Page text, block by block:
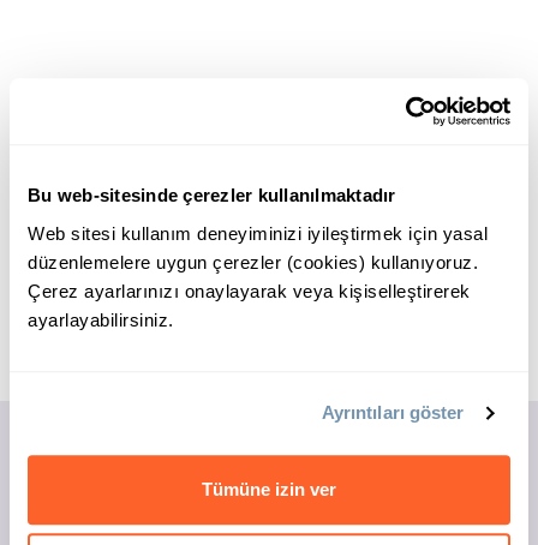
Bu web-sitesinde çerezler kullanılmaktadır
Web sitesi kullanım deneyiminizi iyileştirmek için yasal
düzenlemelere uygun çerezler (cookies) kullanıyoruz.
Çerez ayarlarınızı onaylayarak veya kişiselleştirerek
ayarlayabilirsiniz.
Ayrıntıları göster
Tümüne izin ver